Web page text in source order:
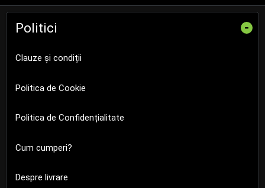
Politici -
Clauze și condiții
Politica de Cookie
Politica de Confidențialitate
Cum cumperi?
Despre livrare